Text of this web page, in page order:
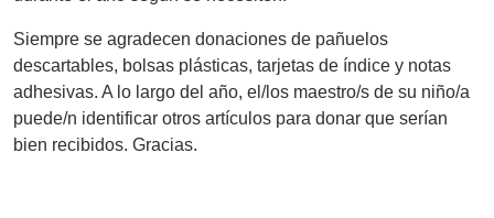
Siempre se agradecen donaciones de pañuelos
descartables, bolsas plásticas, tarjetas de índice y notas
adhesivas. A lo largo del año, el/los maestro/s de su niño/a
puede/n identificar otros artículos para donar que serían
bien recibidos. Gracias.